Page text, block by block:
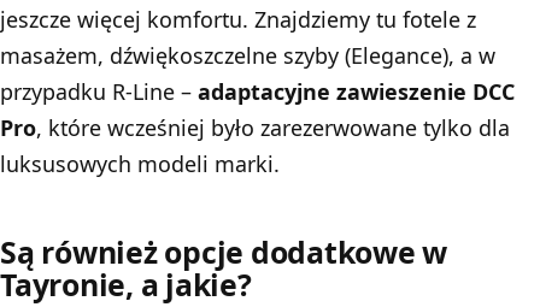
jeszcze więcej komfortu. Znajdziemy tu fotele z
masażem, dźwiękoszczelne szyby (Elegance), a w
przypadku R-Line – adaptacyjne zawieszenie DCC
Pro, które wcześniej było zarezerwowane tylko dla
luksusowych modeli marki.
Są również opcje dodatkowe w
Tayronie, a jakie?